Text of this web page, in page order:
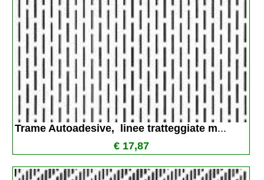
Trame Autoadesive,  linee tratteggiate m...
€ 17,87